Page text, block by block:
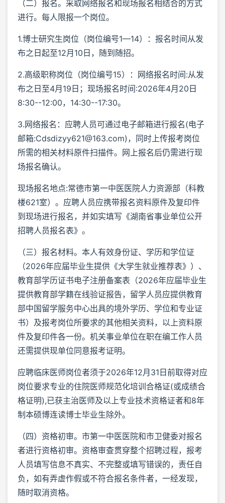
（二）报名。采取网络报名和现场报名相结合的方式
进行。每人限报一个岗位。
1.博士研究生岗位（岗位编号1—14）：报名时间从发
布之日起至12月10日，随到随招。
2.高级职称岗位（岗位编号15）：网络报名时间:从发
布之日至4月19日；现场报名时间:2026年4月20日
8:30--12:00，14:30--17:30。
3.网络报名：应聘人员可通过电子邮箱进行报名(电子
邮箱:Cdsdizyy621@163.com)，同时上传报考岗位
所需的相关材料原件扫描件。网上报名后仍需进行现
场报名确认。
现场报名地点:常德市第一中医医院人力资源部（科教
楼621室）。应聘人员应携带报名资料原件及复印件
到现场进行报名，并如实填写《湖南省事业单位公开
招聘人员报名表》。
（三）报名材料。本人有效身份证、学历和学位证
（2026年应届毕业生提供《大学生就业推荐表》）、
教育部学历证书电子注册备案表（2026年应届毕业生
提供教育部学籍在线验证报告，留学人员应提供教育
部中国留学服务中心出具的境外学历、学位和专业证
书）及报考岗位所要求的其他相关资料，以上资料原
件及复印件各一份。机关事业单位在职在编工作人员
还需提供现单位同意报考证明。
应聘临床医师岗位者须于2026年12月31日前取得对应
岗位要求专业的住院医师规范化培训合格证(或成绩合
格证明),已获主治医师及以上专业技术资格证者和8年
制本硕博连读博士毕业生除外。
（四）资格初审。市第一中医医院和市卫健委对报名
者进行资格初审。资格审查贯穿整个招聘过程，报考
人员填写信息不真实、不完整或填写错误的，责任自
负，如有弄虚作假或不符合报名条件者，一经发现，
随时取消资格。